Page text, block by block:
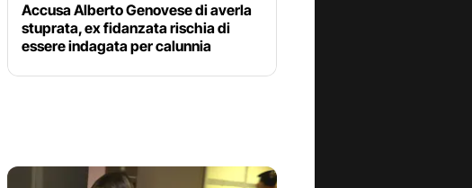
Accusa Alberto Genovese di averla
stuprata, ex fidanzata rischia di
essere indagata per calunnia